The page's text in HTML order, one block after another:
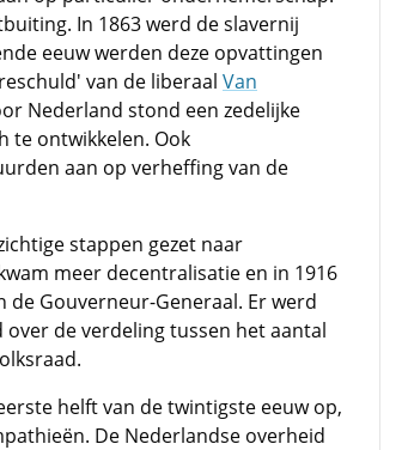
In 1863 werd de slavernij
eeuw werden deze opvattingen
van de liberaal Van
Nederland stond een zedelijke
te ontwikkelen. Ook
aan op verheffing van de
stappen gezet naar
meer decentralisatie en in 1916
de Gouverneur-Generaal. Er werd
de verdeling tussen het aantal
helft van de twintigste eeuw op,
De Nederlandse overheid